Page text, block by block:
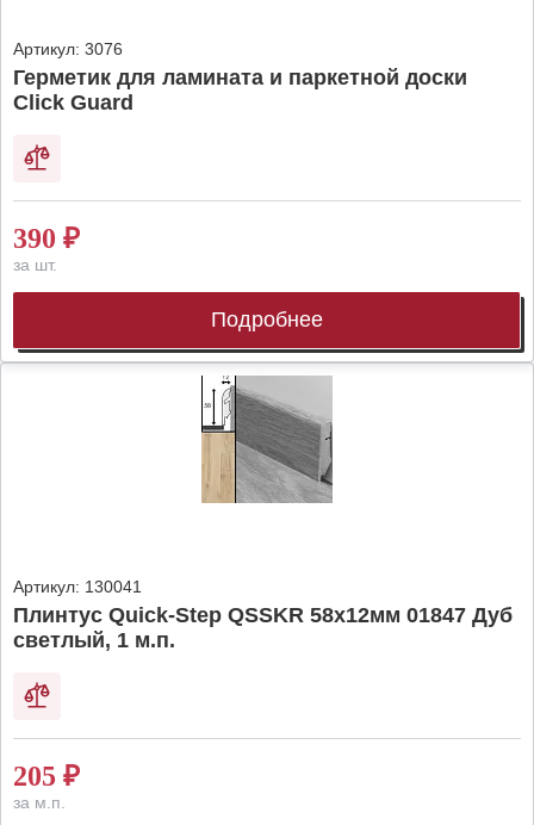
Артикул: 3076
Герметик для ламината и паркетной доски
Click Guard
390 ₽
за шт.
Подробнее
Артикул: 130041
Плинтус Quick-Step QSSKR 58х12мм 01847 Дуб
светлый, 1 м.п.
205 ₽
за м.п.